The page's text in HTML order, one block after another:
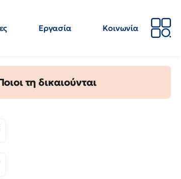
Εργασία
Κοινωνία
τη δικαιούνται